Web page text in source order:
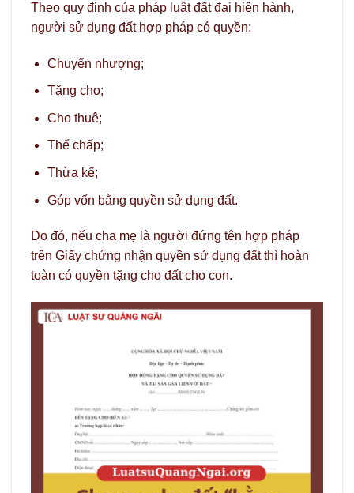
Theo quy định của pháp luật đất đai hiện hành,
người sử dụng đất hợp pháp có quyền:
Chuyển nhượng;
Tặng cho;
Cho thuê;
Thế chấp;
Thừa kế;
Góp vốn bằng quyền sử dụng đất.
Do đó, nếu cha mẹ là người đứng tên hợp pháp
trên Giấy chứng nhận quyền sử dụng đất thì hoàn
toàn có quyền tặng cho đất cho con.